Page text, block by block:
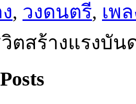
, วงดนตรี, เพ
วิตสร้างแรงบั